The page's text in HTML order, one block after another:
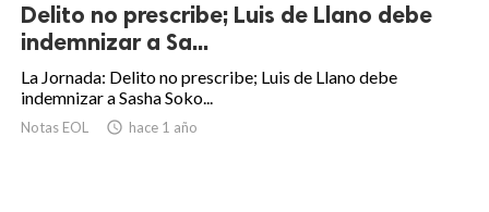
Delito no prescribe; Luis de Llano debe
indemnizar a Sa...
La Jornada: Delito no prescribe; Luis de Llano debe
indemnizar a Sasha Soko...
Notas EOL  hace 1 año